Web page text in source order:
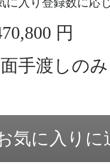
円
手渡しの
気に入りに